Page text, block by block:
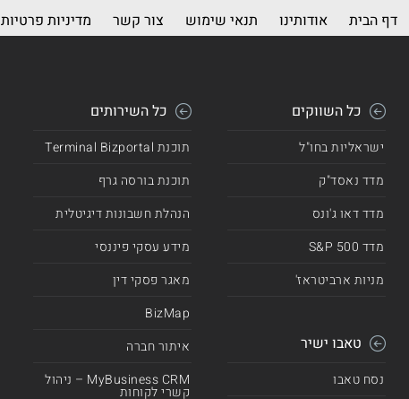
דף הבית אודותינו תנאי שימוש צור קשר מדיניות פרטיות
כל השווקים
ישראליות בחו"ל
מדד נאסד"ק
מדד דאו ג'ונס
מדד 500 S&P
מניות ארביטראז'
טאבו ישיר
נסח טאבו
כל השירותים
תוכנת Terminal Bizportal
תוכנת בורסה גרף
הנהלת חשבונות דיגיטלית
מידע עסקי פיננסי
מאגר פסקי דין
BizMap
איתור חברה
MyBusiness CRM – ניהול
קשרי לקוחות